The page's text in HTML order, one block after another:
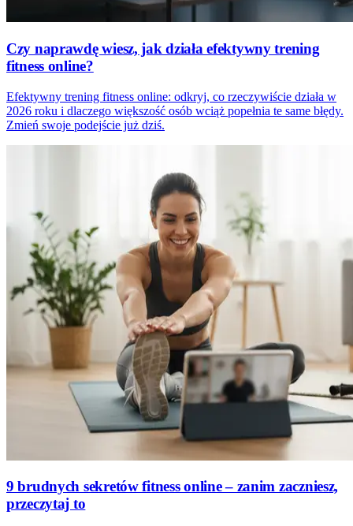
Czy naprawdę wiesz, jak działa efektywny trening
fitness online?
Efektywny trening fitness online: odkryj, co rzeczywiście działa w
2026 roku i dlaczego większość osób wciąż popełnia te same błędy.
Zmień swoje podejście już dziś.
9 brudnych sekretów fitness online – zanim zaczniesz,
przeczytaj to